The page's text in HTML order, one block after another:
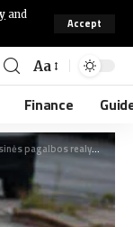
and
Accept
Aa
Finance
kasdienėse situacijose